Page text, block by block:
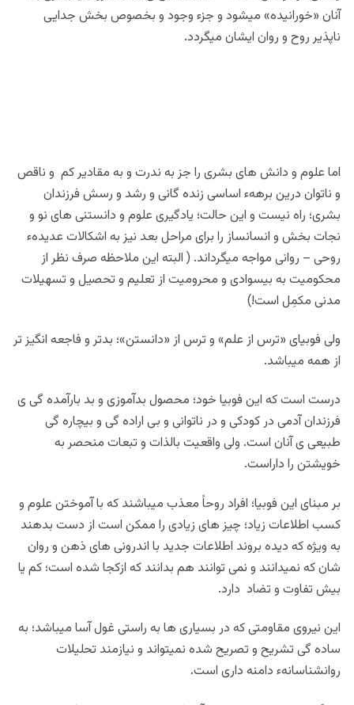
آنان «خورانیده» میشود و جزء وجود و بخصوص بخش جدایی
ناپذیر روح و روان ایشان میگردد.
اما علوم و دانش های بشری را جز به ندرت و به مقادیر کم و ناقص
و ناتوان درین برههء اساسی زنده گانی و رشد و رسش فرزندان
بشری؛ راه نیست و این حالت؛ یادگیری علوم و دانستنی های نو و
نجات بخش و انسانساز را برای مراحل بعد نیز به اشکالات عدیدهء
روحی – روانی مواجه میگرداند. ( البته این ملاحظه صرف نظر از
محکومیت به بیسوادی و محرومیت از تعلیم و تحصیل و تسهیلات
مدنی مکمِل است!)
ولی فوبیای «ترس از علم» و ترس از «دانستن»؛ بدتر و فاجعه انگیز تر
از همه میباشد.
درست است که این فوبیا خود؛ محصول بدآموزی و بد بارآمده گی ی
فرزندان آدمی در کودکی و در ناتوانی و بی اراده گی و بیچاره گی
طبیعی ی آنان است. ولی واقعیت بالذات و تبعات منحصر به
خویشتن را داراست.
بر مبنای این فوبیا؛ افراد روحاً معذب میباشند که با آموختن علوم و
کسب اطلاعات زیاد؛ چیز های زیادی را ممکن است از دست بدهند
به ویژه که دیده بروند اطلاعات جدید با اندرونی های ذهن و روان
شان که نمیدانند و نمی توانند هم بدانند که ازکجا شده است؛ کم یا
بیش تفاوت و تضاد دارد.
این نیروی مقاومتی که در بسیاری ها به راستی غول آسا میباشد؛ به
ساده گی تشریح و تصریح شده نمیتواند و نیازمند تحلیلات
روانشناسانهء دامنه داری است.